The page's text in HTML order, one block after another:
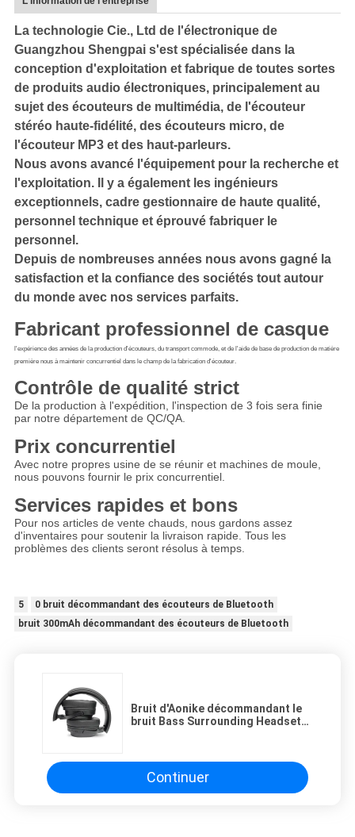
La technologie Cie., Ltd de l'électronique de
Guangzhou Shengpai s'est spécialisée dans la
conception d'exploitation et fabrique de toutes sortes
de produits audio électroniques, principalement au
sujet des écouteurs de multimédia, de l'écouteur
stéréo haute-fidélité, des écouteurs micro, de
l'écouteur MP3 et des haut-parleurs.
Nous avons avancé l'équipement pour la recherche et
l'exploitation. Il y a également les ingénieurs
exceptionnels, cadre gestionnaire de haute qualité,
personnel technique et éprouvé fabriquer le
personnel.
Depuis de nombreuses années nous avons gagné la
satisfaction et la confiance des sociétés tout autour
du monde avec nos services parfaits.
Fabricant professionnel de casque
l'expérience des années de la production d'écouteurs, du transport commode, et de l'aide de base de production de matière
première nous à maintenir concurrentiel dans le champ de la fabrication d'écouteur.
Contrôle de qualité strict
De la production à l'expédition, l'inspection de 3 fois sera finie
par notre département de QC/QA.
Prix concurrentiel
Avec notre propres usine de se réunir et machines de moule,
nous pouvons fournir le prix concurrentiel.
Services rapides et bons
Pour nos articles de vente chauds, nous gardons assez
d'inventaires pour soutenir la livraison rapide. Tous les
problèmes des clients seront résolus à temps.
5
0 bruit décommandant des écouteurs de Bluetooth
bruit 300mAh décommandant des écouteurs de Bluetooth
Bruit d'Aonike décommandant le
bruit Bass Surrounding Headsets
Continuer